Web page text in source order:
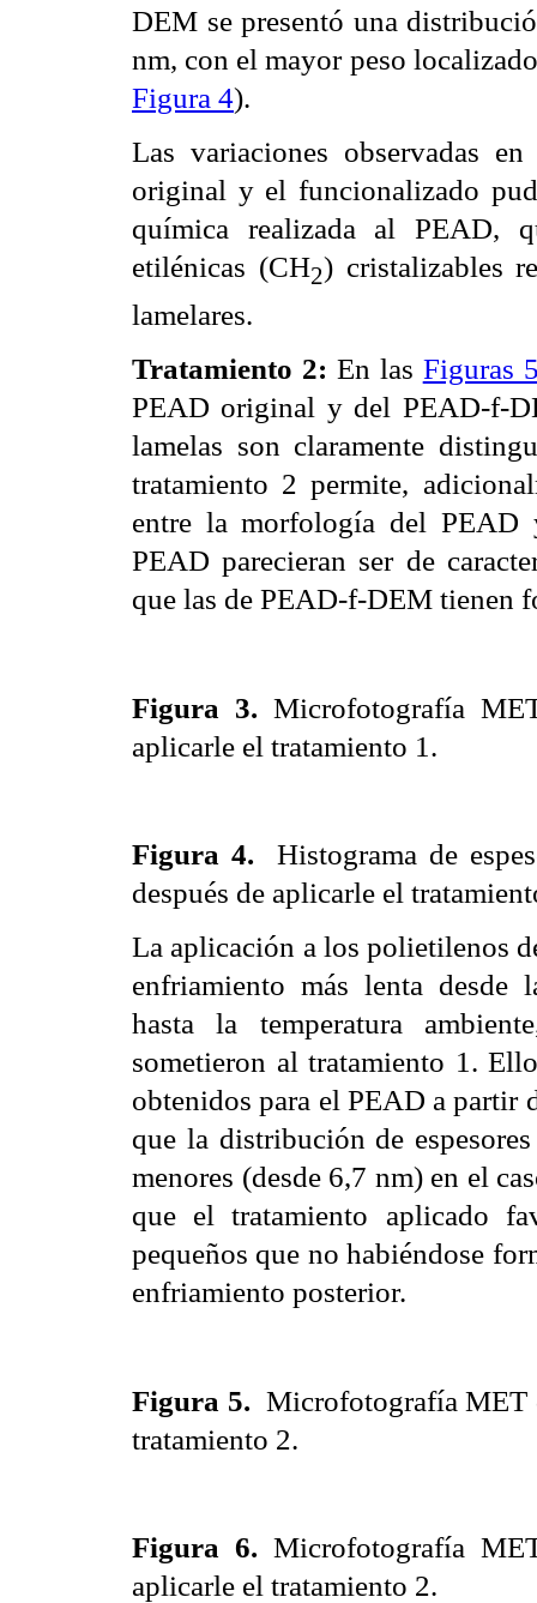
DEM se presentó una
nm, con el mayor peso
Figura 4).
Las variaciones observadas
original y el funcionalizado
química realizada al PEAD,
etilénicas (CH2)cristalizables
lamelares.
Tratamiento 2: En las Figuras
PEAD original y del PEAD-f-
lamelas son claramente
tratamiento 2 permite,
entre la morfología del
PEAD parecieran ser de
que las de PEAD-f-DEM tienen
Figura 3. Microfotografía
aplicarle el tratamiento 1.
Figura 4.
Histograma de
después de aplicarle el
La aplicación a los polietilenos
enfriamiento más lenta desde
hasta la temperatura
sometieron al tratamiento 1.
obtenidos para el PEAD a partir
que la distribución de
menores (desde 6,7 nm) en el
que el tratamiento aplicado
pequeños que no habiéndose
enfriamiento posterior.
Figura 5. Microfotografía MET
tratamiento 2.
Figura 6. Microfotografía
aplicarle el tratamiento 2.